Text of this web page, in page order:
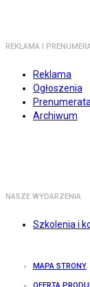
REKLAMA I
Reklama
Ogłoszenia
Prenumerata
Archiwum
NASZE WYDARZENIA
Szkolenia i
MAPA STRONY